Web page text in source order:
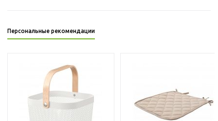
Персональные рекомендации